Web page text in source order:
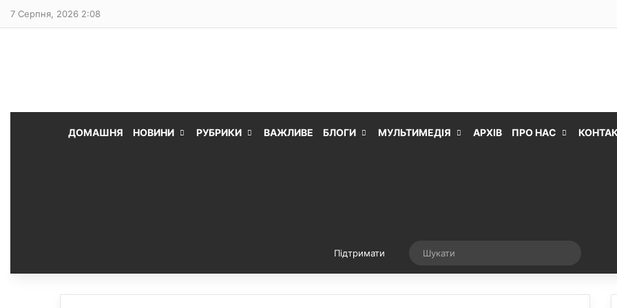
7 Серпня, 2026 2:08
ДОМАШНЯ НОВИНИ РУБРИКИ ВАЖЛИВЕ БЛОГИ МУЛЬТИМЕДІЯ АРХІВ ПРО НАС
Підтримати Випадкова стаття